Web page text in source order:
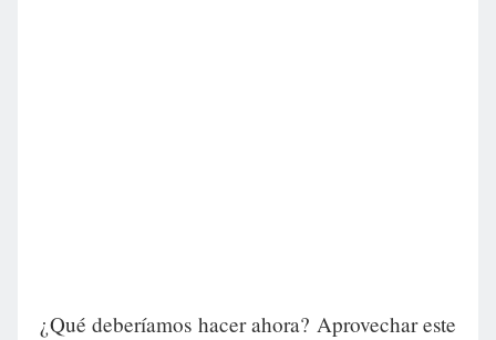
¿Qué deberíamos hacer ahora? Aprovechar este